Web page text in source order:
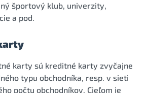
športový klub, univerzity,
a pod.
karty sú kreditné karty zvyčajne
typu obchodníka, resp. v sieti
počtu obchodníkov. Cieľom je